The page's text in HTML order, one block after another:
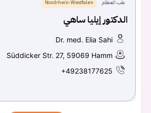
طب العظام Nordrhein-Westfalen
الدكتور إيليا ساهي
Dr. med. Elia Sahi
Süddicker Str. 27, 59069 Hamm
+49238177625